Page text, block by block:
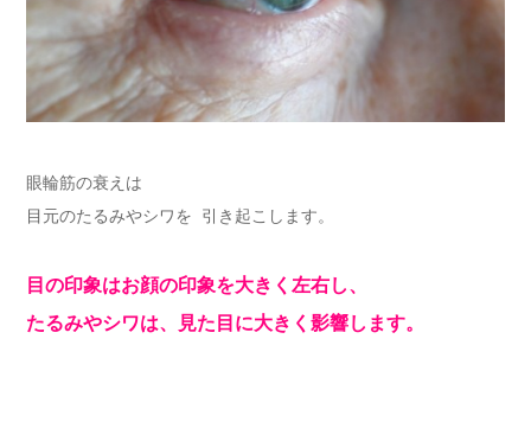
眼輪筋の衰えは
目元のたるみやシワを 引き起こします。
目の印象はお顔の印象を大きく左右し、
たるみやシワは、見た目に大きく影響します。